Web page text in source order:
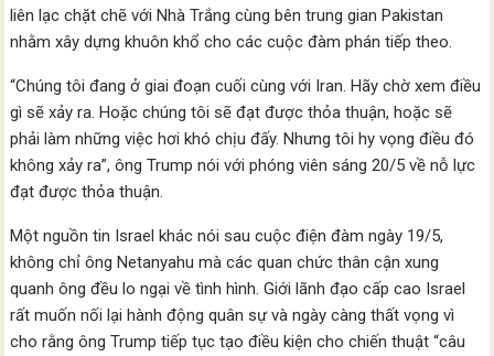
liên lạc chặt chẽ với Nhà Trắng cùng bên trung gian Pakistan
nhằm xây dựng khuôn khổ cho các cuộc đàm phán tiếp theo.
“Chúng tôi đang ở giai đoạn cuối cùng với Iran. Hãy chờ xem điều
gì sẽ xảy ra. Hoặc chúng tôi sẽ đạt được thỏa thuận, hoặc sẽ
phải làm những việc hơi khó chịu đấy. Nhưng tôi hy vọng điều đó
không xảy ra”, ông Trump nói với phóng viên sáng 20/5 về nỗ lực
đạt được thỏa thuận.
Một nguồn tin Israel khác nói sau cuộc điện đàm ngày 19/5,
không chỉ ông Netanyahu mà các quan chức thân cận xung
quanh ông đều lo ngại về tình hình. Giới lãnh đạo cấp cao Israel
rất muốn nối lại hành động quân sự và ngày càng thất vọng vì
cho rằng ông Trump tiếp tục tạo điều kiện cho chiến thuật “câu